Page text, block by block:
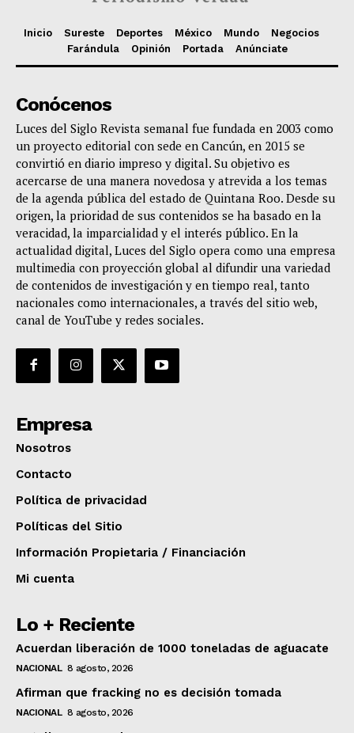
Inicio Sureste Deportes México Mundo
Negocios
Farándula
Opinión Portada Anúnciate
Conócenos
Luces del Siglo Revista semanal fue fundada en 2003 como
un proyecto editorial con sede en Cancún, en 2015 se
convirtió en diario impreso y digital. Su objetivo es
acercarse de una manera novedosa y atrevida a los temas
de la agenda pública del estado de Quintana Roo. Desde su
origen, la prioridad de sus contenidos se ha basado en la
veracidad, la imparcialidad y el interés público. En la
actualidad digital, Luces del Siglo opera como una empresa
multimedia con proyección global al difundir una variedad
de contenidos de investigación y en tiempo real, tanto
nacionales como internacionales, a través del sitio web,
canal de YouTube y redes sociales.
Empresa
Nosotros
Contacto
Política de privacidad
Políticas del Sitio
Información Propietaria / Financiación
Mi cuenta
Lo + Reciente
Acuerdan liberación de 1000 toneladas de aguacate
NACIONAL 8 agosto, 2026
Afirman que fracking no es decisión tomada
NACIONAL 8 agosto, 2026